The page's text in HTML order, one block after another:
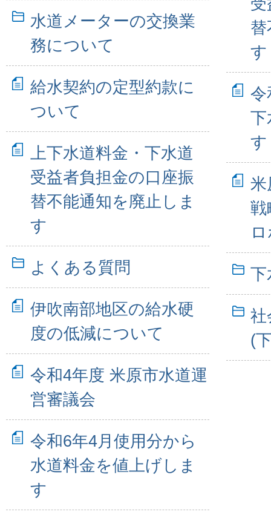
水道メーターの交換業
務について
給水契約の定型約款に
ついて
上下水道料金・下水道
受益者負担金の口座振
替不能通知を廃止しま
す
よくある質問
伊吹南部地区の給水硬
度の低減について
令和4年度 米原市水道運
営審議会
令和6年4月使用分から
水道料金を値上げしま
す
す
令
下
す
米
戦
下
社
(